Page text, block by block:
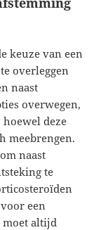
keuze van een
overleggen
naast
overwegen,
deze
meebrengen.
naast
te
een
altijd